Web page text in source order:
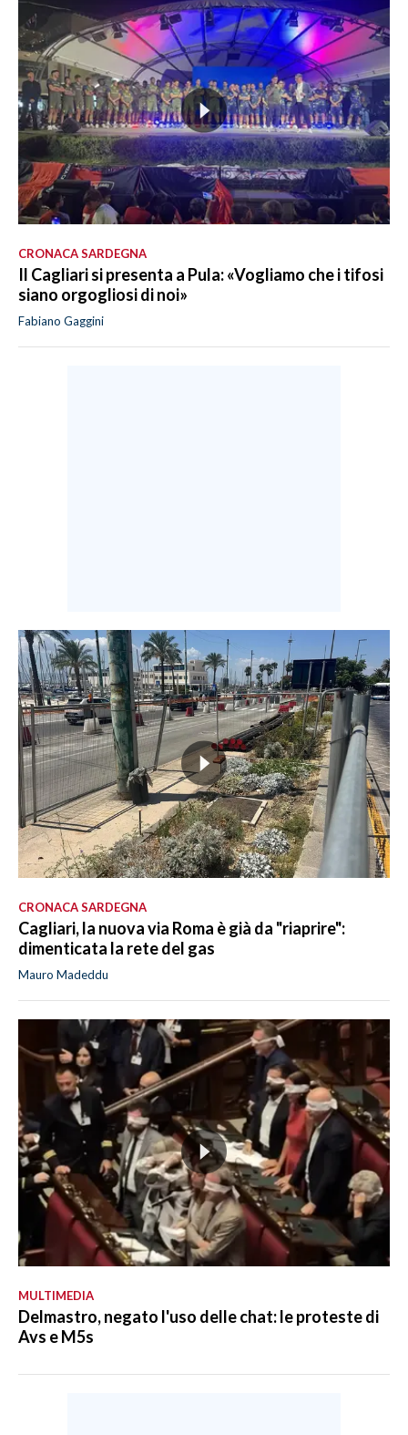
CRONACA SARDEGNA
Il Cagliari si presenta a Pula: «Vogliamo che i tifosi
siano orgogliosi di noi»
Fabiano Gaggini
CRONACA SARDEGNA
Cagliari, la nuova via Roma è già da "riaprire":
dimenticata la rete del gas
Mauro Madeddu
MULTIMEDIA
Delmastro, negato l'uso delle chat: le proteste di
Avs e M5s